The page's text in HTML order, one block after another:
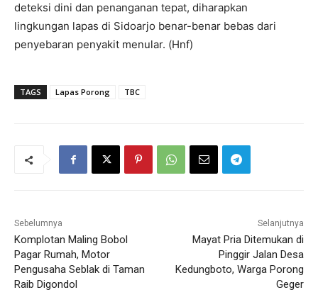
deteksi dini dan penanganan tepat, diharapkan
lingkungan lapas di Sidoarjo benar-benar bebas dari
penyebaran penyakit menular. (Hnf)
TAGS Lapas Porong TBC
Sebelumnya
Komplotan Maling Bobol
Pagar Rumah, Motor
Pengusaha Seblak di Taman
Raib Digondol
Selanjutnya
Mayat Pria Ditemukan di
Pinggir Jalan Desa
Kedungboto, Warga Porong
Geger